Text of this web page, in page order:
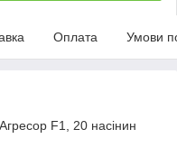
Оплата Умови
F1, 20 насінин